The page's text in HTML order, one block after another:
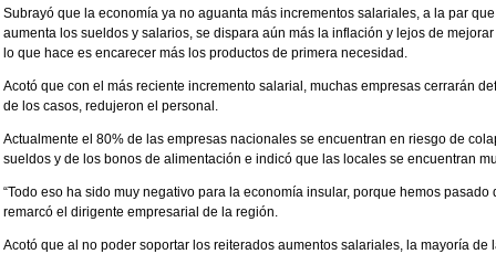
Subrayó que la economía ya no aguanta más incrementos salariales, a la par
aumenta los sueldos y salarios, se dispara aún más la inflación y lejos de
lo que hace es encarecer más los productos de primera necesidad.
Acotó que con el más reciente incremento salarial, muchas empresas cerrarán
de los casos, redujeron el personal.
Actualmente el 80% de las empresas nacionales se encuentran en riesgo de
sueldos y de los bonos de alimentación e indicó que las locales se encuentran
“Todo eso ha sido muy negativo para la economía insular, porque hemos pasado
remarcó el dirigente empresarial de la región.
Acotó que al no poder soportar los reiterados aumentos salariales, la mayoría de